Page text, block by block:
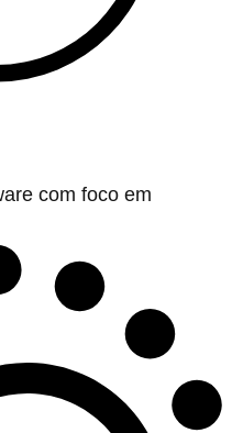
com foco em